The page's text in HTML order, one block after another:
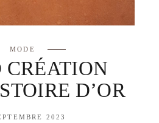
MODE
CRÉATION
D’OR
2023